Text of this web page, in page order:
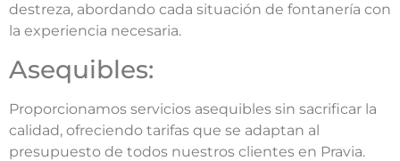
destreza, abordando cada situación de fontanería con
la experiencia necesaria.
Asequibles:
Proporcionamos servicios asequibles sin sacrificar la
calidad, ofreciendo tarifas que se adaptan al
presupuesto de todos nuestros clientes en Pravia.